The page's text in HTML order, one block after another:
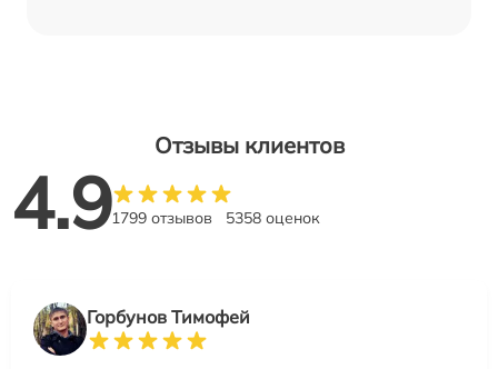
Отзывы клиентов
4.91799 отзывов 5358 оценок
Горбунов Тимофей